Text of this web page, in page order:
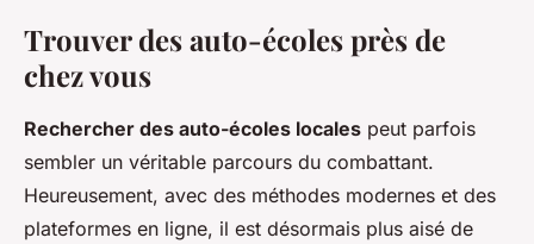
Trouver des auto-écoles près de
chez vous
Rechercher des auto-écoles locales peut parfois
sembler un véritable parcours du combattant.
Heureusement, avec des méthodes modernes et des
plateformes en ligne, il est désormais plus aisé de